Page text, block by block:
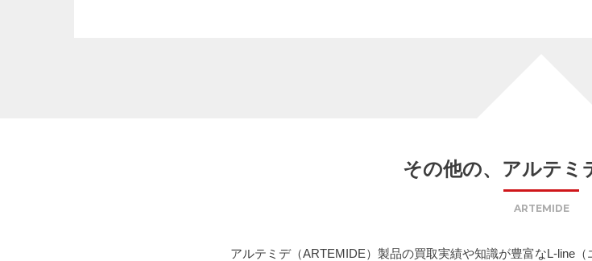
その他の、アルテミ
ARTEMIDE
アルテミデ（ARTEMIDE）製品の買取実績や知識が豊富なL-line